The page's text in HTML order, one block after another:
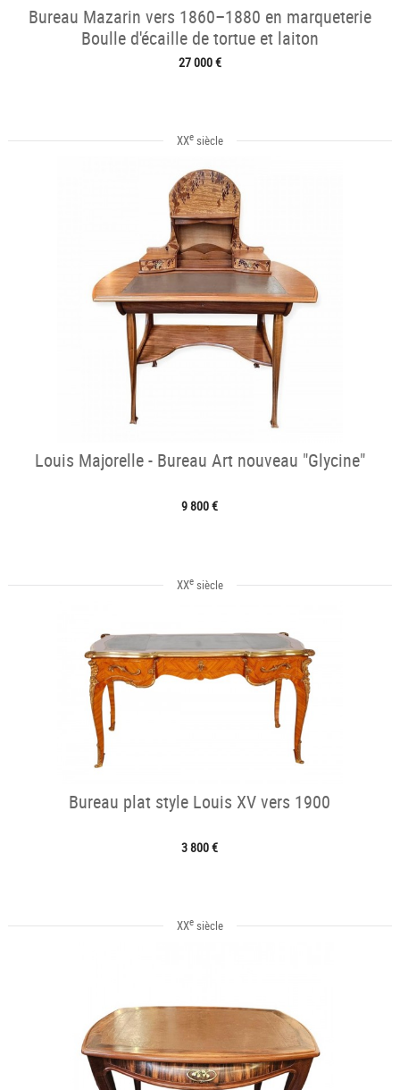
Bureau Mazarin vers 1860–1880 en marqueterie
Boulle d'écaille de tortue et laiton
27 000 €
XXesiècle
Louis Majorelle - Bureau Art nouveau "Glycine"
9 800 €
XXesiècle
Bureau plat style Louis XV vers 1900
3 800 €
XXesiècle